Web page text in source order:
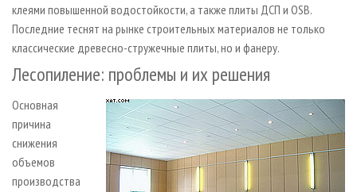
клеями повышенной водостойкости, а также плиты ДСП и OSB.
Последние теснят на рынке строительных материалов не только
классические древесно-стружечные плиты, но и фанеру.
Лесопиление: проблемы и их решения
Основная
причина
снижения
объемов
производства